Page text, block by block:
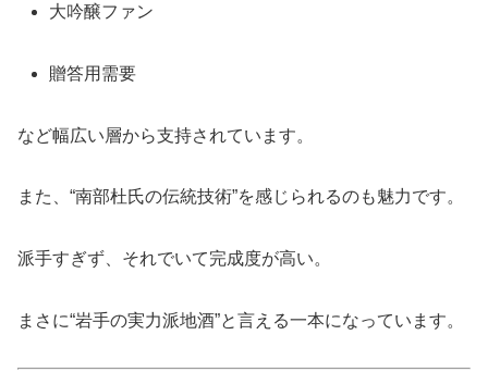
大吟醸ファン
贈答用需要
など幅広い層から支持されています。
また、“南部杜氏の伝統技術”を感じられるのも魅力です。
派手すぎず、それでいて完成度が高い。
まさに“岩手の実力派地酒”と言える一本になっています。